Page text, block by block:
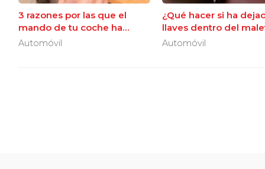
3 razones por las que el
mando de tu coche ha
dejado de funcionar de
Automóvil
¿Qué hacer si ha
llaves dentro del
Automóvil